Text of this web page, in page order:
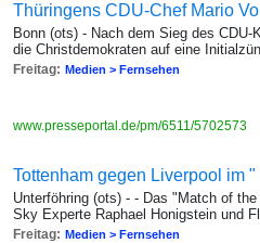
Thüringens CDU-Chef Mario
Bonn (ots) - Nach dem Sieg des
die Christdemokraten auf eine
Freitag: Medien > Fernsehen
www.presseportal.de/pm/6511/5702573
Tottenham gegen Liverpool im "
Unterföhring (ots) - - Das "Match of
Sky Experte Raphael Honigstein und
Freitag: Medien > Fernsehen